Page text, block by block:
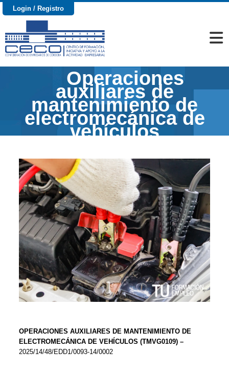
Login / Registro
Operaciones
auxiliares de
mantenimiento de
electromecánica de
vehículos
OPERACIONES AUXILIARES DE MANTENIMIENTO DE
ELECTROMECÁNICA DE VEHÍCULOS (TMVG0109) –
2025/14/48/EDD1/0093-14/0002